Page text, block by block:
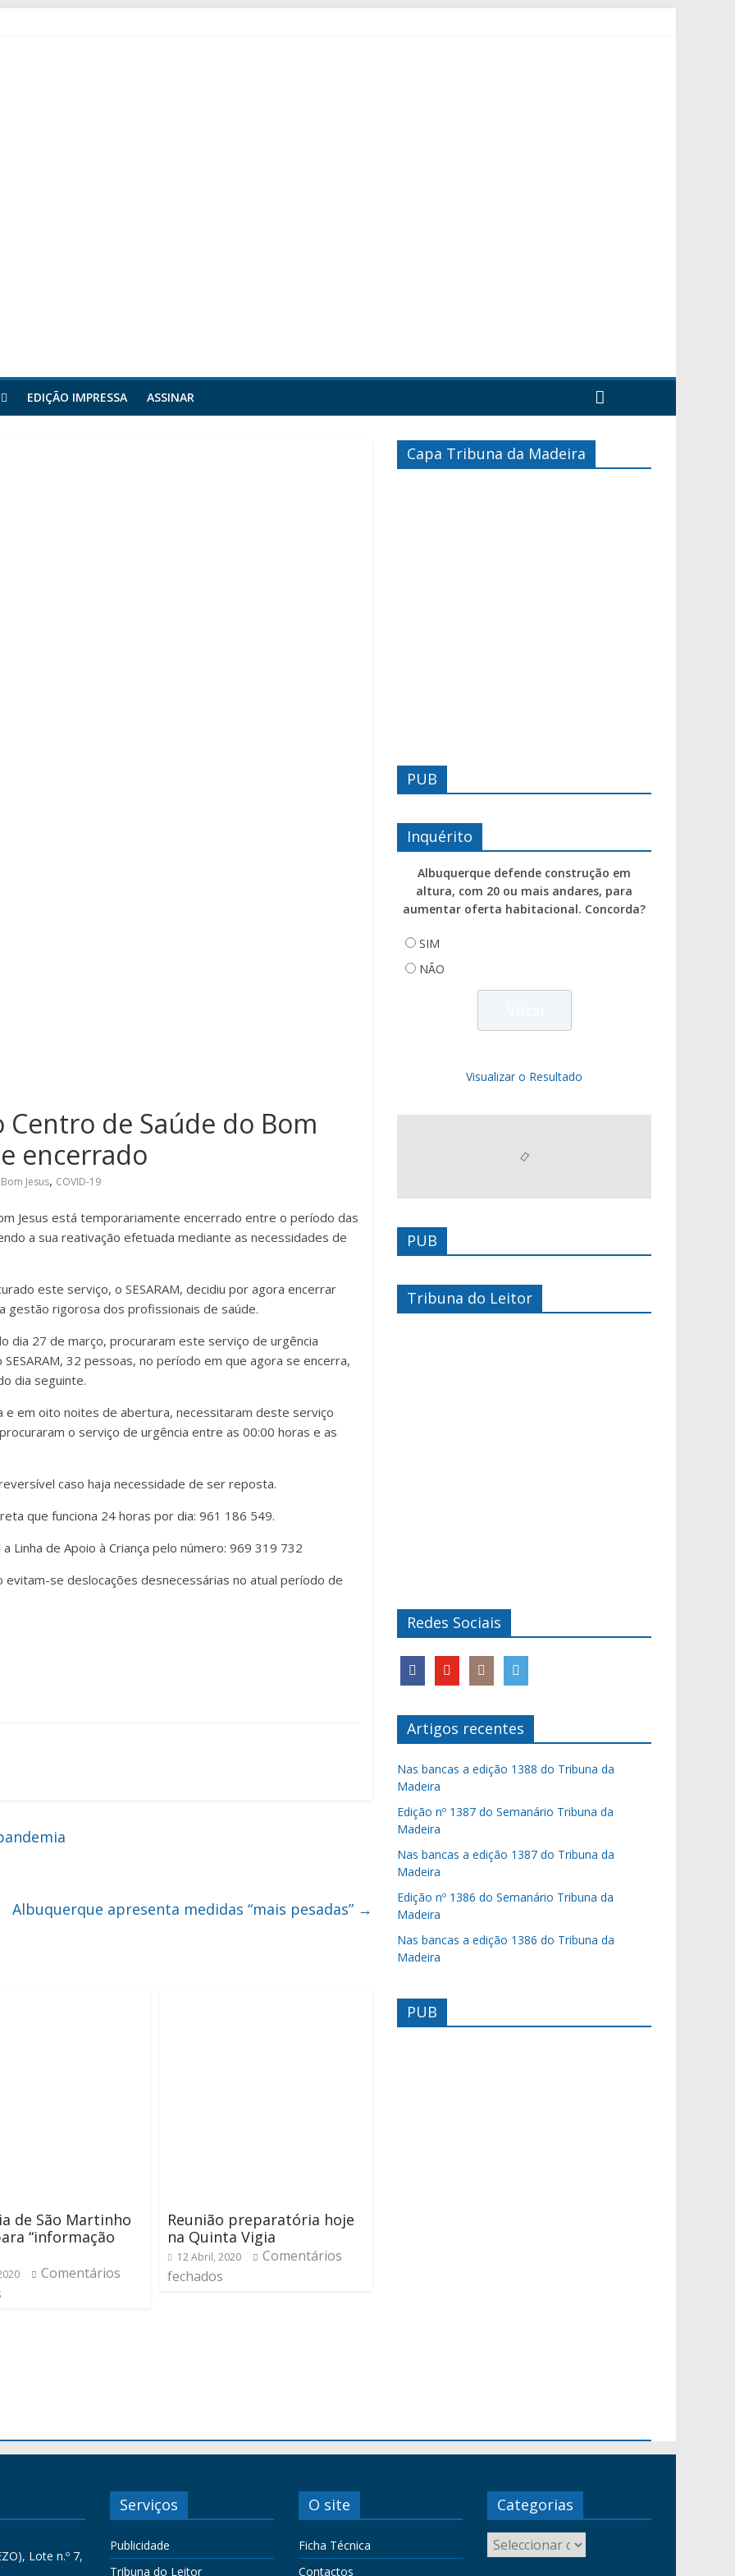
EDIÇÃO IMPRESSA ASSINAR
de Saúde do Bom
encerrado
Jesus, COVID-19
Jesus está temporariamente encerrado entre o período das
a sua reativação efetuada mediante as necessidades de
este serviço, o SESARAM, decidiu por agora encerrar
rigorosa dos profissionais de saúde.
dia 27 de março, procuraram este serviço de urgência
32 pessoas, no período em que agora se encerra,
dia seguinte.
e em oito noites de abertura, necessitaram deste serviço
o serviço de urgência entre as 00:00 horas e as
caso haja necessidade de ser reposta.
que funciona 24 horas por dia: 961 186 549.
Linha de Apoio à Criança pelo número: 969 319 732
se deslocações desnecessárias no atual período de
Albuquerque apresenta medidas “mais pesadas” →
de São Martinho
“informação
Comentários
Reunião preparatória hoje
na Quinta Vigia
12 Abril, 2020
Comentários
fechados
Capa Tribuna da Madeira
PUB
Inquérito
Albuquerque defende construção em
altura, com 20 ou mais andares, para
aumentar oferta habitacional. Concorda?
SIM
NÃO
Visualizar o Resultado
PUB
Tribuna do Leitor
Redes Sociais
Artigos recentes
Nas bancas a edição 1388 do Tribuna da
Madeira
Edição nº 1387 do Semanário Tribuna da
Madeira
Nas bancas a edição 1387 do Tribuna da
Madeira
Edição nº 1386 do Semanário Tribuna da
Madeira
Nas bancas a edição 1386 do Tribuna da
Madeira
PUB
Lote n.º 7,
Serviços
Publicidade
Tribuna do Leitor
O site
Ficha Técnica
Contactos
Categorias